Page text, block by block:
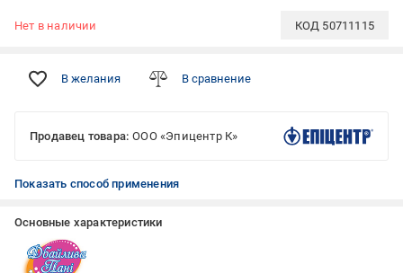
Нет в наличии КОД 50711115
В желания В сравнение
Продавец товара: ООО «Эпицентр К»
Показать способ применения
Основные характеристики